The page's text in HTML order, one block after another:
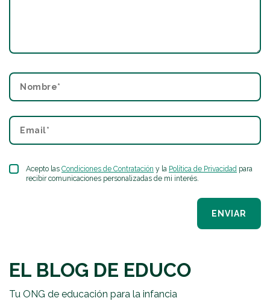
Acepto las Condiciones de Contratación y la Política de Privacidad para
recibir comunicaciones personalizadas de mi interés.
ENVIAR
EL BLOG DE EDUCO
Tu ONG de educación para la infancia